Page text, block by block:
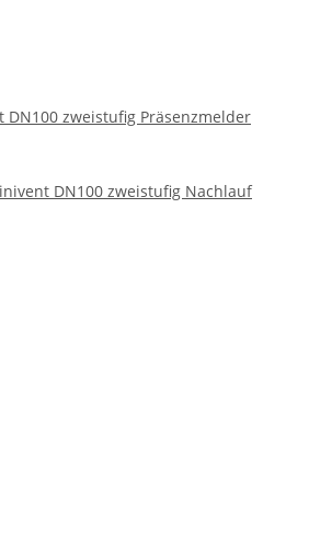
DN100 zweistufig Präsenzmelder